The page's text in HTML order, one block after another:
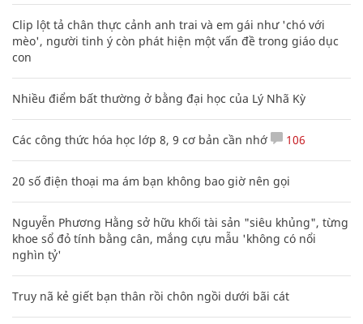
Clip lột tả chân thực cảnh anh trai và em gái như 'chó với
mèo', người tinh ý còn phát hiện một vấn đề trong giáo dục
con
Nhiều điểm bất thường ở bằng đại học của Lý Nhã Kỳ
Các công thức hóa học lớp 8, 9 cơ bản cần nhớ 106
20 số điện thoại ma ám bạn không bao giờ nên gọi
Nguyễn Phương Hằng sở hữu khối tài sản "siêu khủng", từng
khoe sổ đỏ tính bằng cân, mắng cựu mẫu 'không có nổi
nghìn tỷ'
Truy nã kẻ giết bạn thân rồi chôn ngồi dưới bãi cát